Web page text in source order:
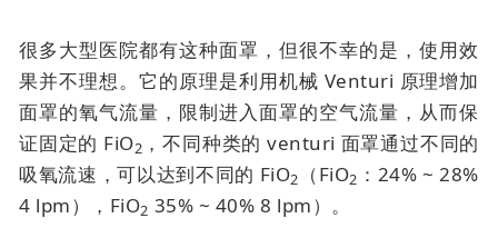
很多大型医院都有这种面罩，但很不幸的是，使用效
果并不理想。它的原理是利用机械 Venturi 原理增加
面罩的氧气流量，限制进入面罩的空气流量，从而保
证固定的 FiO2 ，不同种类的 venturi 面罩通过不同的
吸氧流速，可以达到不同的 FiO2 （FiO2 ：24% ~ 28%
4 lpm），FiO2 35% ~ 40% 8 lpm）。